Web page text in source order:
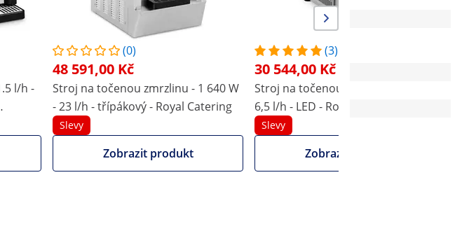
R290
LED
LED
l/h -
(0)
48 591,00 Kč
Stroj na točenou zmrzlinu - 1 640 W
- 23 l/h - třípákový - Royal Catering
Slevy
Zobrazit produkt
(3)
30 544,00 Kč
Stroj na točenou zmrzlinu - 800 W -
6,5 l/h - LED - Royal Catering
Slevy
Zobrazit produkt